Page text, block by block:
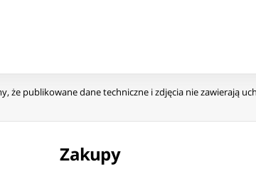
że publikowane dane techniczne i zdjęcia nie zawierają
Zakupy